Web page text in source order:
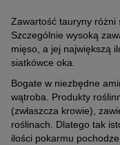
Zawartość tauryny różni
Szczególnie wysoką
mięso, a jej największą
siatkówce oka.
Bogate w niezbędne
wątroba. Produkty
(zwłaszcza krowie),
roślinach. Dlatego tak
ilości pokarmu